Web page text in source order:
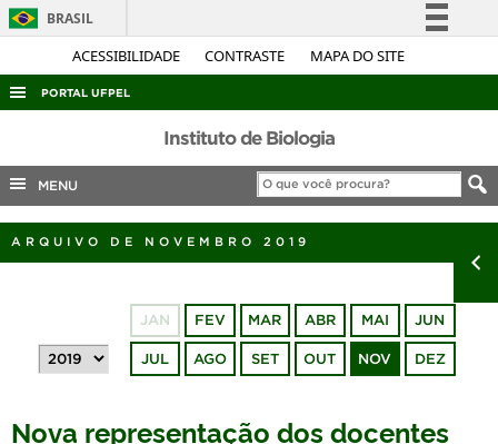
ACESSIBILIDADE CONTRASTE MAPA DO SITE
BRASIL
Simplifique!
Acesso à informação
Legislação
Canais
PORTAL UFPEL
ACESSO À INFORMAÇÃO
AUDITORIA
COBALTO
CONCURSOS
OUVIDORIA
TELEFONES
Instituto de Biologia
MENU
ARQUIVO DE NOVEMBRO 2019
JAN FEV MAR ABR MAI JUN
JUL AGO SET OUT NOV DEZ
Nova representação dos docentes